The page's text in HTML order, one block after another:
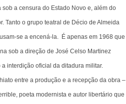
a censura do Estado Novo e, além do
Tanto o grupo teatral de Décio de Almeida
se a encená-la. É apenas em 1968 que
sob a direção de José Celso Martinez
interdição oficial da ditadura militar.
entre a produção e a recepção da obra –
poeta modernista e autor libertário que